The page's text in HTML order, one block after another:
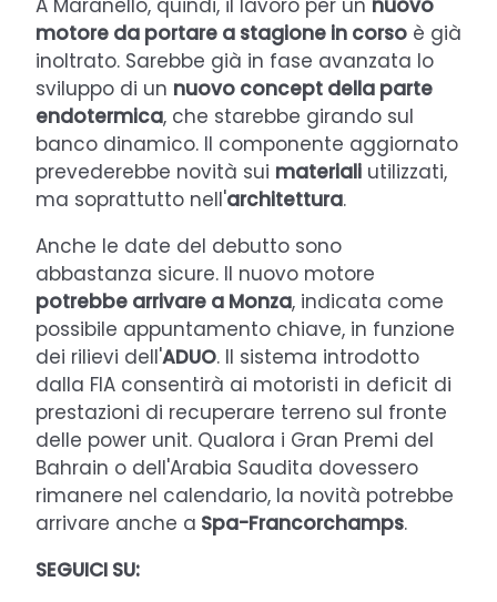
A Maranello, quindi, il lavoro per un nuovo
motore da portare a stagione in corso è già
inoltrato. Sarebbe già in fase avanzata lo
sviluppo di un nuovo concept della parte
endotermica, che starebbe girando sul
banco dinamico. Il componente aggiornato
prevederebbe novità sui materiali utilizzati,
ma soprattutto nell'architettura.
Anche le date del debutto sono
abbastanza sicure. Il nuovo motore
potrebbe arrivare a Monza, indicata come
possibile appuntamento chiave, in funzione
dei rilievi dell'ADUO. Il sistema introdotto
dalla FIA consentirà ai motoristi in deficit di
prestazioni di recuperare terreno sul fronte
delle power unit. Qualora i Gran Premi del
Bahrain o dell'Arabia Saudita dovessero
rimanere nel calendario, la novità potrebbe
arrivare anche a Spa-Francorchamps.
SEGUICI SU: